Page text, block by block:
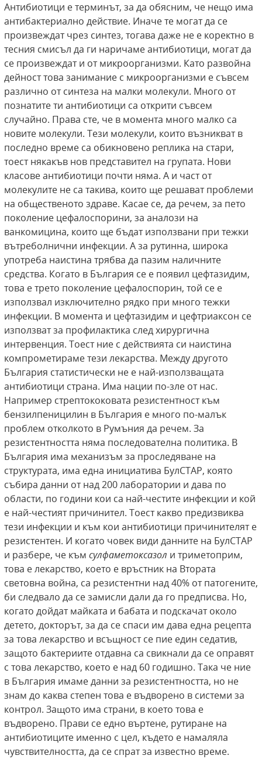
Антибиотици е терминът, за да обясним, че нещо има
антибактериално действие. Иначе те могат да се
произвеждат чрез синтез, тогава даже не е коректно в
тесния смисъл да ги наричаме антибиотици, могат да
се произвеждат и от микроорганизми. Като развойна
дейност това занимание с микроорганизми е съвсем
различно от синтеза на малки молекули. Много от
познатите ти антибиотици са открити съвсем
случайно. Права сте, че в момента много малко са
новите молекули. Тези молекули, които възникват в
последно време са обикновено реплика на стари,
тоест някакъв нов представител на групата. Нови
класове антибиотици почти няма. А и част от
молекулите не са такива, които ще решават проблеми
на общественото здраве. Касае се, да речем, за пето
поколение цефалоспорини, за аналози на
ванкомицина, които ще бъдат използвани при тежки
вътреболнични инфекции. А за рутинна, широка
употреба наистина трябва да пазим наличните
средства. Когато в България се е появил цефтазидим,
това е трето поколение цефалоспорин, той се е
използвал изключително рядко при много тежки
инфекции. В момента и цефтазидим и цефтриаксон се
използват за профилактика след хирургична
интервенция. Тоест ние с действията си наистина
компрометираме тези лекарства. Между другото
България статистически не е най-използващата
антибиотици страна. Има нации по-зле от нас.
Например стрептококовата резистентност към
бензилпеницилин в България е много по-малък
проблем отколкото в Румъния да речем. За
резистентността няма последователна политика. В
България има механизъм за проследяване на
структурата, има една инициатива БулСТАР, която
събира данни от над 200 лаборатории и дава по
области, по години кои са най-честите инфекции и кой
е най-честият причинител. Тоест какво предизвиква
тези инфекции и към кои антибиотици причинителят е
резистентен. И когато човек види данните на БулСТАР
и разбере, че към сулфаметоксазол и триметоприм,
това е лекарство, което е връстник на Втората
световна война, са резистентни над 40% от патогените,
би следвало да се замисли дали да го предписва. Но,
когато дойдат майката и бабата и подскачат около
детето, докторът, за да се спаси им дава една рецепта
за това лекарство и всъщност се пие един седатив,
защото бактериите отдавна са свикнали да се оправят
с това лекарство, което е над 60 годишно. Така че ние
в България имаме данни за резистентността, но не
знам до каква степен това е въдворено в системи за
контрол. Защото има страни, в което това е
въдворено. Прави се едно въртене, рутиране на
антибиотиците именно с цел, където е намаляла
чувствителността, да се спрат за известно време.